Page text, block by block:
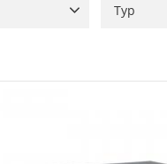
Typ